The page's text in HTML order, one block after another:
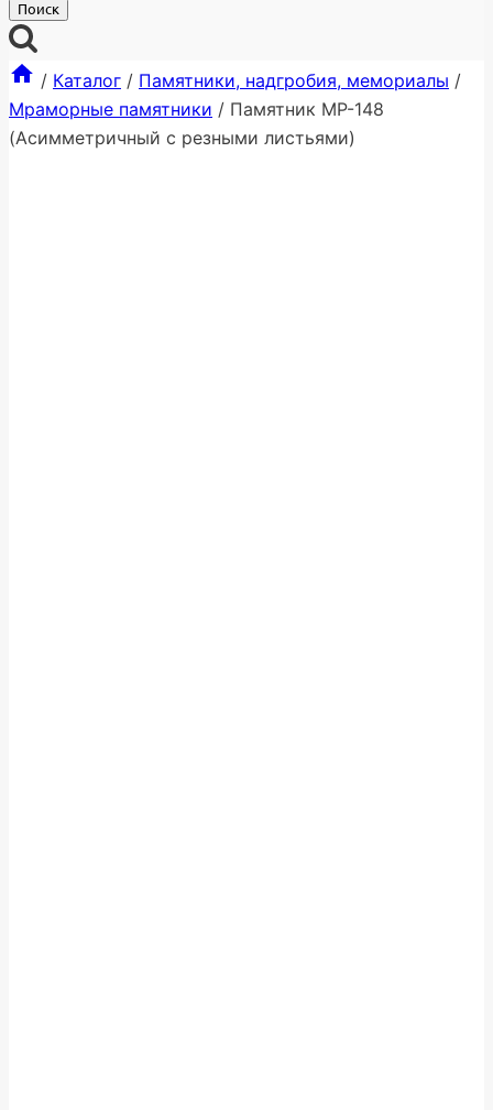
Поиск
/ Каталог / Памятники, надгробия, мемориалы /
Мраморные памятники / Памятник МР-148
(Асимметричный с резными листьями)